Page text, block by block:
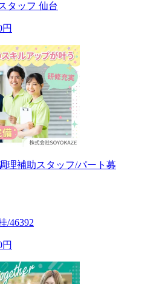
タッフ 仙台
理補助スタッフ/パート募
/46392